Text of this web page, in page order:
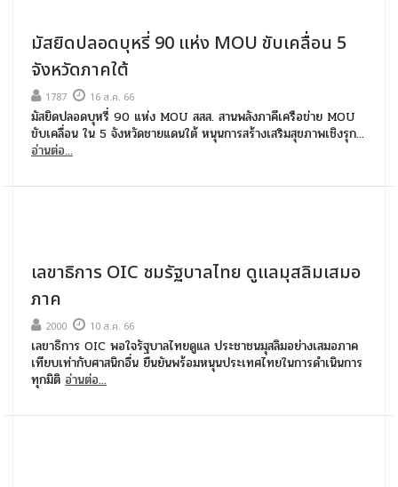
มัสยิดปลอดบุหรี่ 90 แห่ง MOU ขับเคลื่อน 5
จังหวัดภาคใต้
1787 16 ส.ค. 66
มัสยิดปลอดบุหรี่ 90 แห่ง MOU สสส. สานพลังภาคีเครือข่าย MOU
ขับเคลื่อน ใน 5 จังหวัดชายแดนใต้ หนุนการสร้างเสริมสุขภาพเชิงรุก...
อ่านต่อ...
เลขาธิการ OIC ชมรัฐบาลไทย ดูแลมุสลิมเสมอ
ภาค
2000 10 ส.ค. 66
เลขาธิการ OIC พอใจรัฐบาลไทยดูแล ประชาชนมุสลิมอย่างเสมอภาค
เทียบเท่ากับศาสนิกอื่น ยืนยันพร้อมหนุนประเทศไทยในการดำเนินการ
ทุกมิติ อ่านต่อ...